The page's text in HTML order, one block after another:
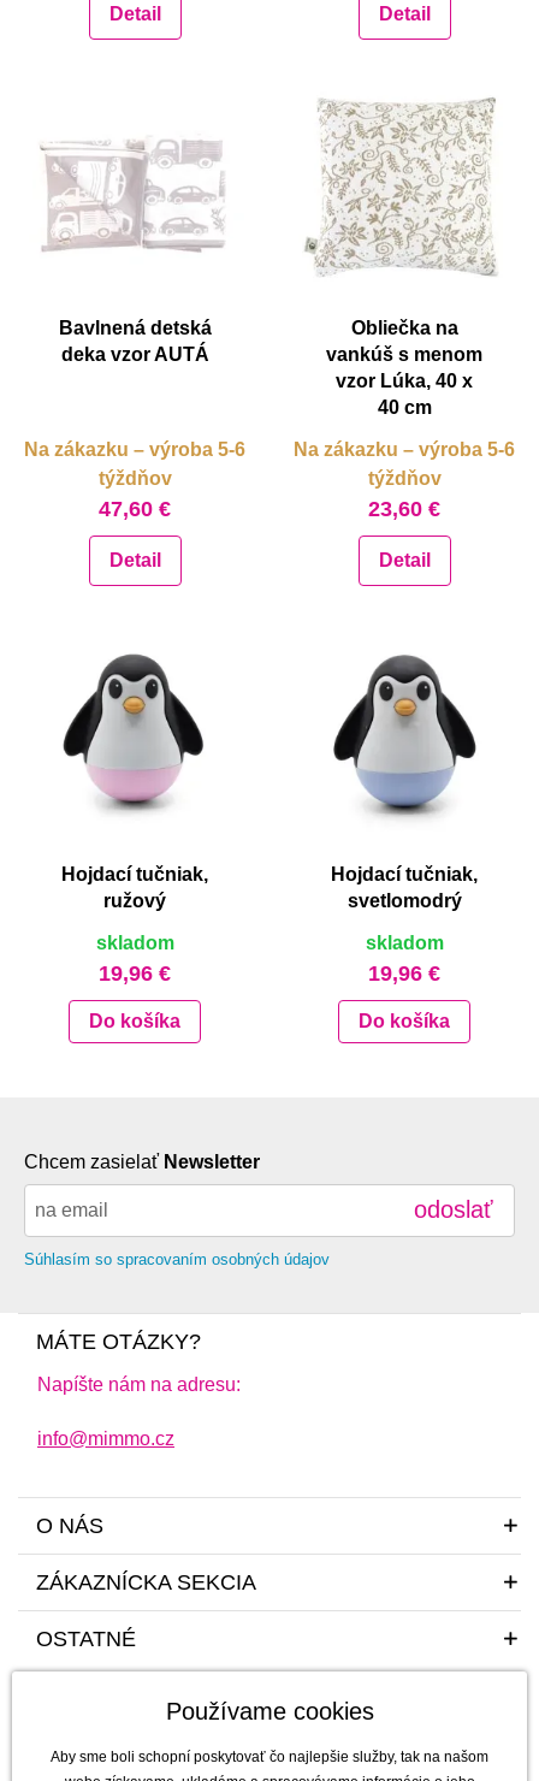
Detail Detail
Bavlnená detská
deka vzor AUTÁ
Na zákazku – výroba 5-6
týždňov
47,60 €
Detail
Obliečka na
vankúš s menom
vzor Lúka, 40 x
40 cm
Na zákazku – výroba 5-6
týždňov
23,60 €
Detail
Hojdací tučniak,
ružový
skladom
19,96 €
Do košíka
Hojdací tučniak,
svetlomodrý
skladom
19,96 €
Do košíka
Chcem zasielať Newsletter
odoslať
Súhlasím so spracovaním osobných údajov
MÁTE OTÁZKY?
Napíšte nám na adresu:
info@mimmo.cz
O NÁS
ZÁKAZNÍCKA SEKCIA
OSTATNÉ
Používame cookies
Aby sme boli schopní poskytovať čo najlepšie služby, tak na našom